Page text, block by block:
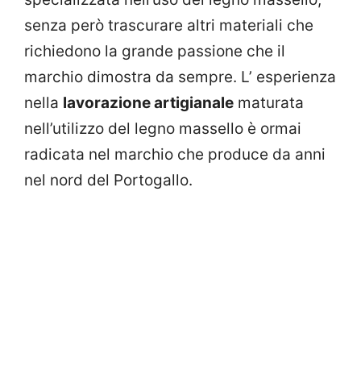
senza però trascurare altri materiali che
richiedono la grande passione che il
marchio dimostra da sempre. L’ esperienza
nella lavorazione artigianale maturata
nell’utilizzo del legno massello è ormai
radicata nel marchio che produce da anni
nel nord del Portogallo.